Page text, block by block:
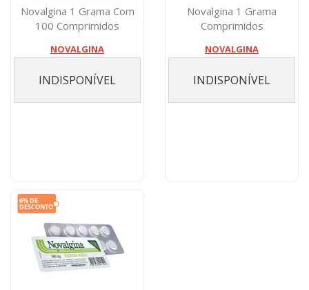
Novalgina 1 Grama Com
100 Comprimidos
NOVALGINA
INDISPONÍVEL
Novalgina 1 Grama
Comprimidos
Compri...
NOVALGINA
INDISPONÍVEL